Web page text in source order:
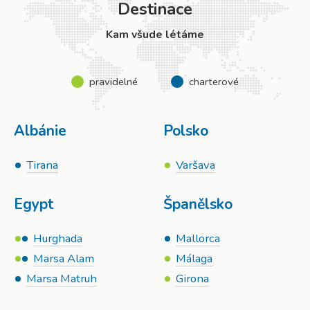
Destinace
Kam všude létáme
pravidelné charterové
Albánie
Tirana
Egypt
Hurghada
Marsa Alam
Marsa Matruh
Polsko
Varšava
Španělsko
Mallorca
Málaga
Girona